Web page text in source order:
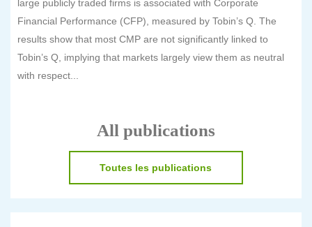
large publicly traded firms is associated with Corporate
Financial Performance (CFP), measured by Tobin’s Q. The
results show that most CMP are not significantly linked to
Tobin’s Q, implying that markets largely view them as neutral
with respect...
All publications
Toutes les publications